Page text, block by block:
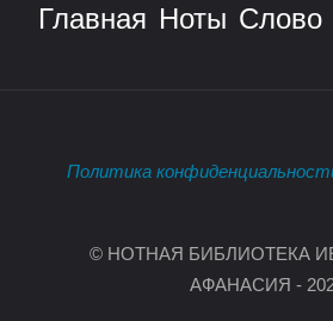
Главная Ноты Слово
Политика
© НОТНАЯ БИБЛИОТЕКА
АФАНАСИЯ -